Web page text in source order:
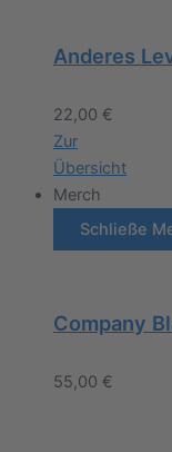
Anderes
22,00 €
Zur
Übersicht
Merch
Schließe
Company
55,00 €